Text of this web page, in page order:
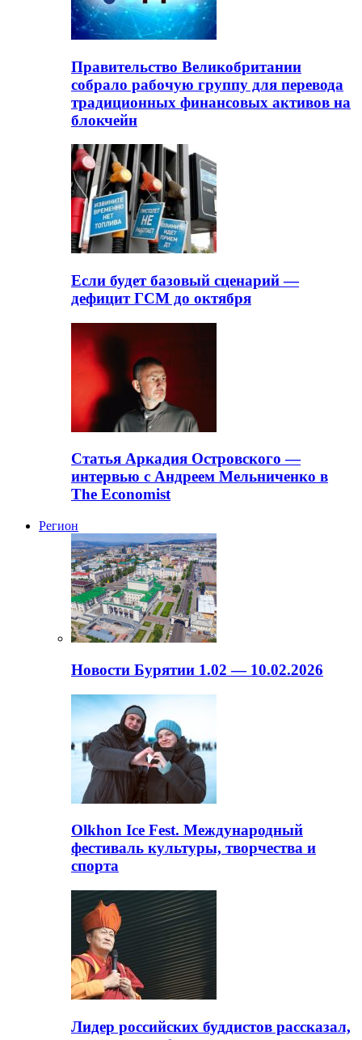
Правительство Великобритании
собрало рабочую группу для перевода
традиционных финансовых активов на
блокчейн
Если будет базовый сценарий —
дефицит ГСМ до октября
Статья Аркадия Островского —
интервью с Андреем Мельниченко в
The Economist
Регион
Новости Бурятии 1.02 — 10.02.2026
Olkhon Ice Fest. Международный
фестиваль культуры, творчества и
спорта
Лидер российских буддистов рассказал,